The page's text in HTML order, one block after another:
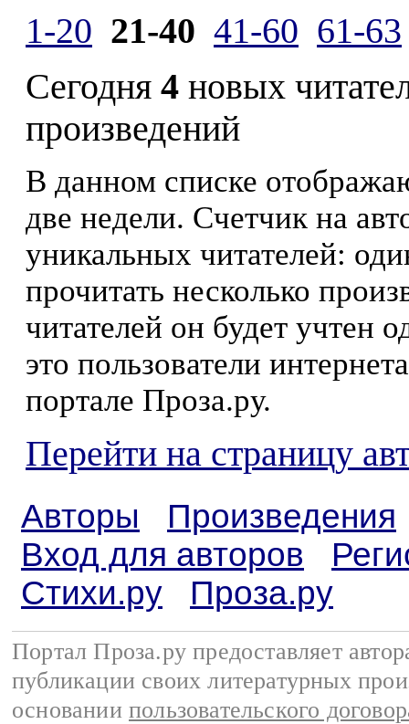
1-20 21-40 41-60 61-63
Сегодня 4 новых
произведений
В данном списке
две недели. Счетчик на
уникальных читателей:
прочитать несколько
читателей он будет учтен
это пользователи
портале Проза.ру.
Перейти на страницу
Авторы
Произведения
Вход для авторов
Стихи.ру
Проза.ру
Портал Проза.ру предоставляет
публикации своих литературных
основании пользовательского